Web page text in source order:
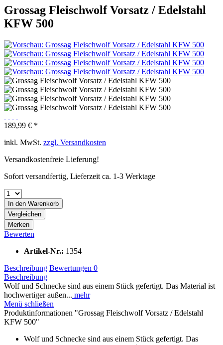
Grossag Fleischwolf Vorsatz / Edelstahl
KFW 500
189,99 € *
inkl. MwSt. zzgl. Versandkosten
Versandkostenfreie Lieferung!
Sofort versandfertig, Lieferzeit ca. 1-3 Werktage
In den Warenkorb
Vergleichen
Merken
Bewerten
Artikel-Nr.: 1354
Beschreibung Bewertungen 0
Beschreibung
Wolf und Schnecke sind aus einem Stück gefertigt. Das Material ist
hochwertiger außen... mehr
Menü schließen
Produktinformationen "Grossag Fleischwolf Vorsatz / Edelstahl
KFW 500"
Wolf und Schnecke sind aus einem Stück gefertigt. Das